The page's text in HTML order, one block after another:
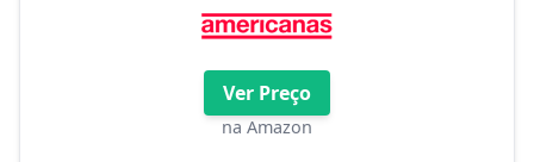
Ver Preço
na Amazon